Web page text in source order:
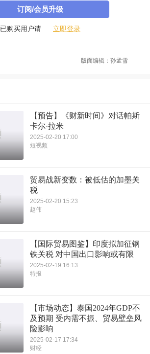
订阅/会员升级
已购买用户请 立即登录
版面编辑：孙孟雪
【预告】《财新时间》对话帕斯
卡尔·拉米
2025-02-20 17:00
短视频
贸易战新变数：被低估的加墨关
税
2025-02-20 15:23
赵伟
【国际贸易图鉴】印度拟加征钢
铁关税 对中国出口影响或有限
2025-02-19 16:13
特报
【市场动态】泰国2024年GDP不
及预期 受内需不振、贸易壁垒风
险影响
2025-02-17 17:34
财经